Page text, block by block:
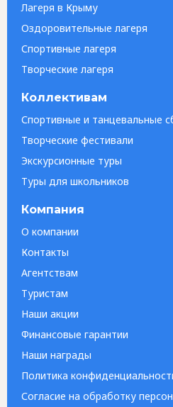
Лагеря в Крыму
Оздоровительные лагеря
Спортивные лагеря
Творческие лагеря
Коллективам
Спортивные и танцевальные
Творческие фестивали
Экскурсионные туры
Туры для школьников
Компания
О компании
Контакты
Агентствам
Туристам
Наши акции
Финансовые гарантии
Наши награды
Политика
Согласие на обработку